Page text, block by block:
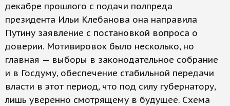
декабре прошлого с подачи полпреда
президента Ильи Клебанова она направила
Путину заявление с постановкой вопроса о
доверии. Мотивировок было несколько, но
главная — выборы в законодательное собрание
и в Госдуму, обеспечение стабильной передачи
власти в этот период, что под силу губернатору,
лишь уверенно смотрящему в будущее. Схема